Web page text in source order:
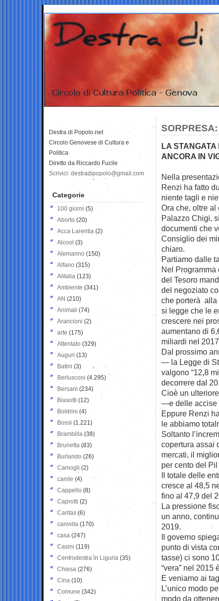
LA
ANCORA IN
Nella
Renzi ha fatto
niente tagli e
Ora che, oltre
Palazzo Chigi,
documenti che
Consiglio dei
chiaro.
Partiamo dalle
Nel
del Tesoro
del negoziato
che porterà
si legge che le
crescere nei
aumentano di
miliardi nel
Dal prossimo
— la Legge di
valgono “12,8
decorrere dal
Cioè un
—e delle accise
Eppure Renzi
le abbiamo
Soltanto
copertura assai
mercati, il
per cento del
Il totale delle
cresce al 48,5
fino al 47,9 del
La pressione
un anno,
2019.
Il governo
punto di vista
tasse) ci sono
“vera” nel 2015
E veniamo ai
L’unico modo
modo da
Destra di Popolo.net
Circolo Genovese di Cultura e
Politica
Diretto da Riccardo Fucile
Scrivici: destradipopolo@gmail.com
Categorie
100 giorni (5)
Aborto (20)
Acca Larentia (2)
Alcool (3)
Alemanno (150)
Alfano (315)
Alitalia (123)
Ambiente (341)
AN (210)
Animali (74)
Arancioni (2)
arte (175)
Attentato (329)
Auguri (13)
Batini (3)
Berlusconi (4.295)
Bersani (234)
Biasotti (12)
Boldrini (4)
Bossi (1.221)
Brambilla (38)
Brunetta (83)
Burlando (26)
Camogli (2)
canile (4)
Cappello (8)
Caprotti (2)
Caritas (6)
carovita (170)
casa (247)
Casini (119)
Centrodestra in Liguria (35)
Chiesa (276)
Cina (10)
Comune (342)